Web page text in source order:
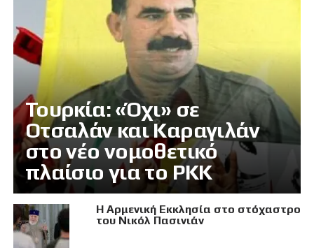
Τουρκία: «Όχι» σε
Οτσαλάν και Καραγιλάν
στο νέο νομοθετικό
πλαίσιο για το PKK
Η Αρμενική Εκκλησία στο στόχαστρο
του Νικόλ Πασινιάν